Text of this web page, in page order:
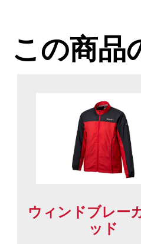
この商品
ウィンドブレー
ッド